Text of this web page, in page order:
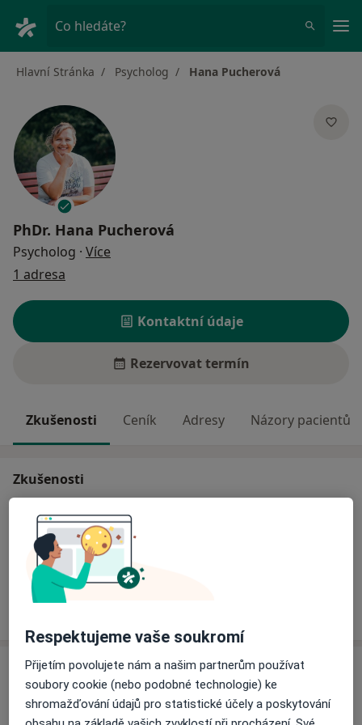
Co hledáte?
Hlavní Stránka Psycholog Hana Pucherová
PhDr. Hana Pucherová
Psycholog · Více
1 adresa
Kontaktní údaje
Rezervovat termín
Zkušenosti Ceník Adresy Názory pacientů
Zkušenosti
Pacienti, které ošetřuji
Dospělí
Služby a ceník služeb
Konzultace pro páry
Od 1 000 Kč Detaily
Respektujeme vaše soukromí
Přijetím povolujete nám a našim partnerům používat
soubory cookie (nebo podobné technologie) ke
shromažďování údajů pro statistické účely a poskytování